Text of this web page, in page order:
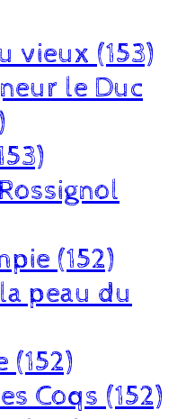
vieux (153)
le Duc
(152)
peau du
(152)
Coqs (152)